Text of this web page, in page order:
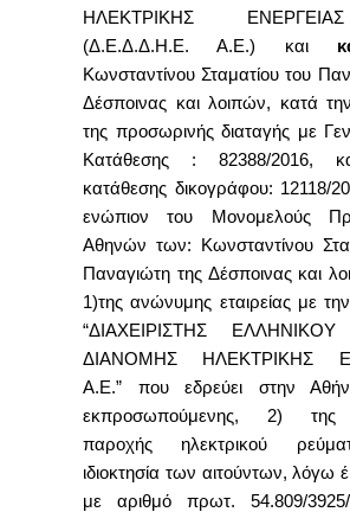
ΗΛΕΚΤΡΙΚΗΣ
(Δ.Ε.Δ.Δ.Η.Ε. Α.Ε.) και
Κωνσταντίνου Σταματίου του
Δέσποινας και λοιπών, κατά
της προσωρινής διαταγής με
Κατάθεσης : 82388/2016,
κατάθεσης δικογράφου: 12118/
ενώπιον του Μονομελούς
Αθηνών των: Κωνσταντίνου
Παναγιώτη της Δέσποινας και
1)της ανώνυμης εταιρείας με
“ΔΙΑΧΕΙΡΙΣΤΗΣ
ΔΙΑΝΟΜΗΣ ΗΛΕΚΤΡΙΚΗΣ
Α.Ε.” που εδρεύει στην
εκπροσωπούμενης, 2) της
παροχής ηλεκτρικού
ιδιοκτησία των αιτούντων, λόγω
με αριθμό πρωτ. 54.809/3925/